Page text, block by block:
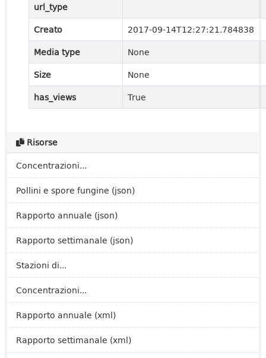
Risorse
Concentrazioni...
Pollini e spore fungine (json)
Rapporto annuale (json)
Rapporto settimanale (json)
Stazioni di...
Concentrazioni...
Rapporto annuale (xml)
Rapporto settimanale (xml)
url_type
Creato
2017-09-14T12:27:21.784838
Media type
None
Size
None
has_views
True